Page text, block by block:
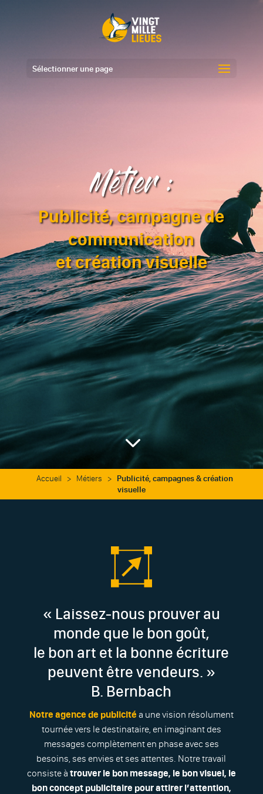
Sélectionner une page
Métier :
Publicité, campagne de
communication
et création visuelle
3
Accueil > Métiers >
Publicité, campagnes & création
visuelle
« Laissez-nous prouver au
monde que le bon goût,
le bon art et la bonne écriture
peuvent être vendeurs. »
B. Bernbach
Notre agence de publicité a une vision résolument
tournée vers le destinataire, en imaginant des
messages complètement en phase avec ses
besoins, ses envies et ses attentes. Notre travail
consiste à trouver le bon message, le bon visuel, le
bon concept publicitaire pour attirer l’attention,